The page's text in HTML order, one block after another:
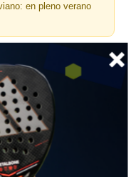
en pleno verano
calza que no le limite
en centímetros